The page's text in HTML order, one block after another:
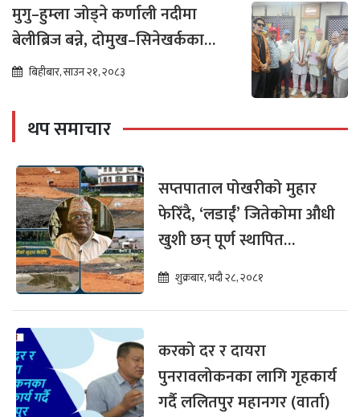
मुगु–हुम्ला जोड्ने कर्णाली नदीमा
बेलीब्रिज बन्ने, दोमुख–सिनेखर्कका
बासिन्दामा उत्साह
बिहीबार, साउन २१, २०८३
थप समाचार
सप्तपाताल पोखरीको मुहार
फेरिँदै, ‘लडाईं’ जितेकोमा औधी
खुशी छन् पूर्ण स्थापित
(भिडियाे)
शुक्रबार, भदौ २८, २०८१
करको दर र दायरा
पुनरावलोकनका लागि गृहकार्य
गर्दै ललितपुर महानगर (वार्ता)